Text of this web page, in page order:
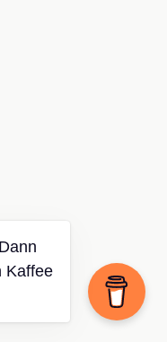
Kaffee